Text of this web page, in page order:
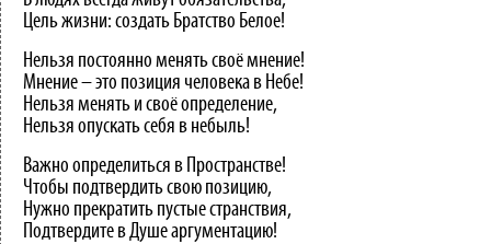
Цель жизни: создать Братство Белое!
Нельзя постоянно менять своё мнение!
Мнение – это позиция человека в Небе!
Нельзя менять и своё определение,
Нельзя опускать себя в небыль!
Важно определиться в Пространстве!
Чтобы подтвердить свою позицию,
Нужно прекратить пустые странствия,
Подтвердите в Душе аргументацию!